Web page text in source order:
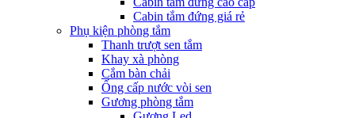
Cabin tắm đứng giá rẻ
Phụ kiện phòng tắm
Thanh trượt sen tắm
Khay xà phòng
Cắm bàn chải
Ống cấp nước vòi sen
Gương phòng tắm